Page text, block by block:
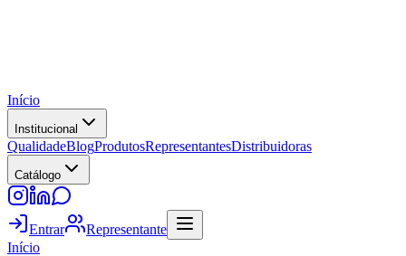
Início
Institucional
QualidadeBlogProdutosRepresentantesDistribuidoras
Catálogo
Entrar
Representante
Início